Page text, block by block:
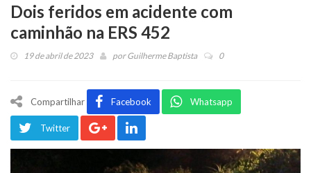
Dois feridos em acidente com
caminhão na ERS 452
19 de abril de 2023 porGuilherme Baptista 0
Compartilhar Facebook Whatsapp
Twitter